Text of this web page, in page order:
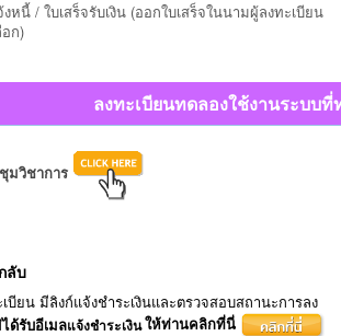
นี้ / ใบเสร็จรับเงิน (ออกใบเสร็จในนามผู้ลงทะเบียน
ก)
ลงทะเบียนทดลองใช้งานระบบที่
มวิชาการ
ลับ
บียน มีลิงก์แจ้งชำระเงินและตรวจสอบสถานะการลง
ด้รับอีเมลแจ้งชำระเงินให้ท่านคลิกที่นี่